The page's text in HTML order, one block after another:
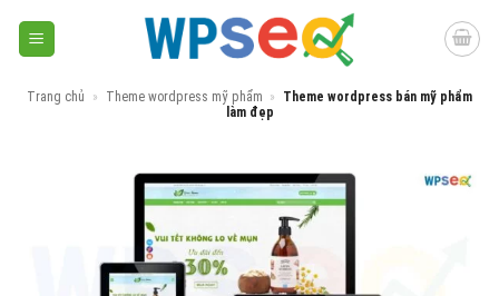
Trang chủ » Theme wordpress mỹ phẩm »
Theme wordpress bán mỹ phẩm
làm đẹp